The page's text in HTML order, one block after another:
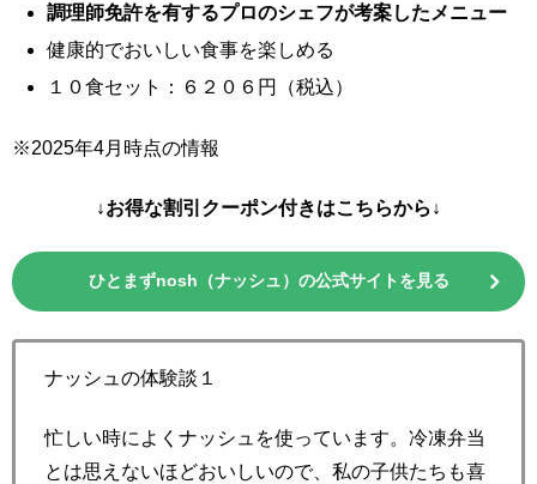
調理師免許を有するプロのシェフが考案したメニュー
健康的でおいしい食事を楽しめる
１０食セット：６２０６円（税込）
※2025年4月時点の情報
↓お得な割引クーポン付きはこちらから↓
ひとまずnosh（ナッシュ）の公式サイトを見る
ナッシュの体験談１
忙しい時によくナッシュを使っています。冷凍弁当
とは思えないほどおいしいので、私の子供たちも喜